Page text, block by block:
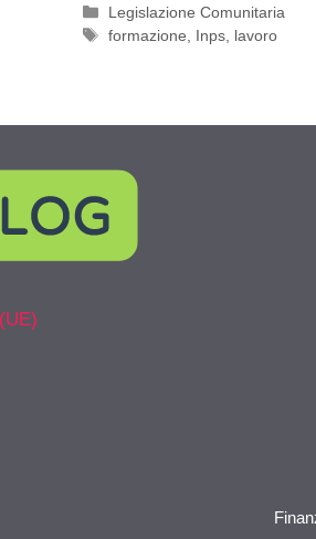
Categorie
Legislazione Comunitaria
Tag
formazione Inps lavoro